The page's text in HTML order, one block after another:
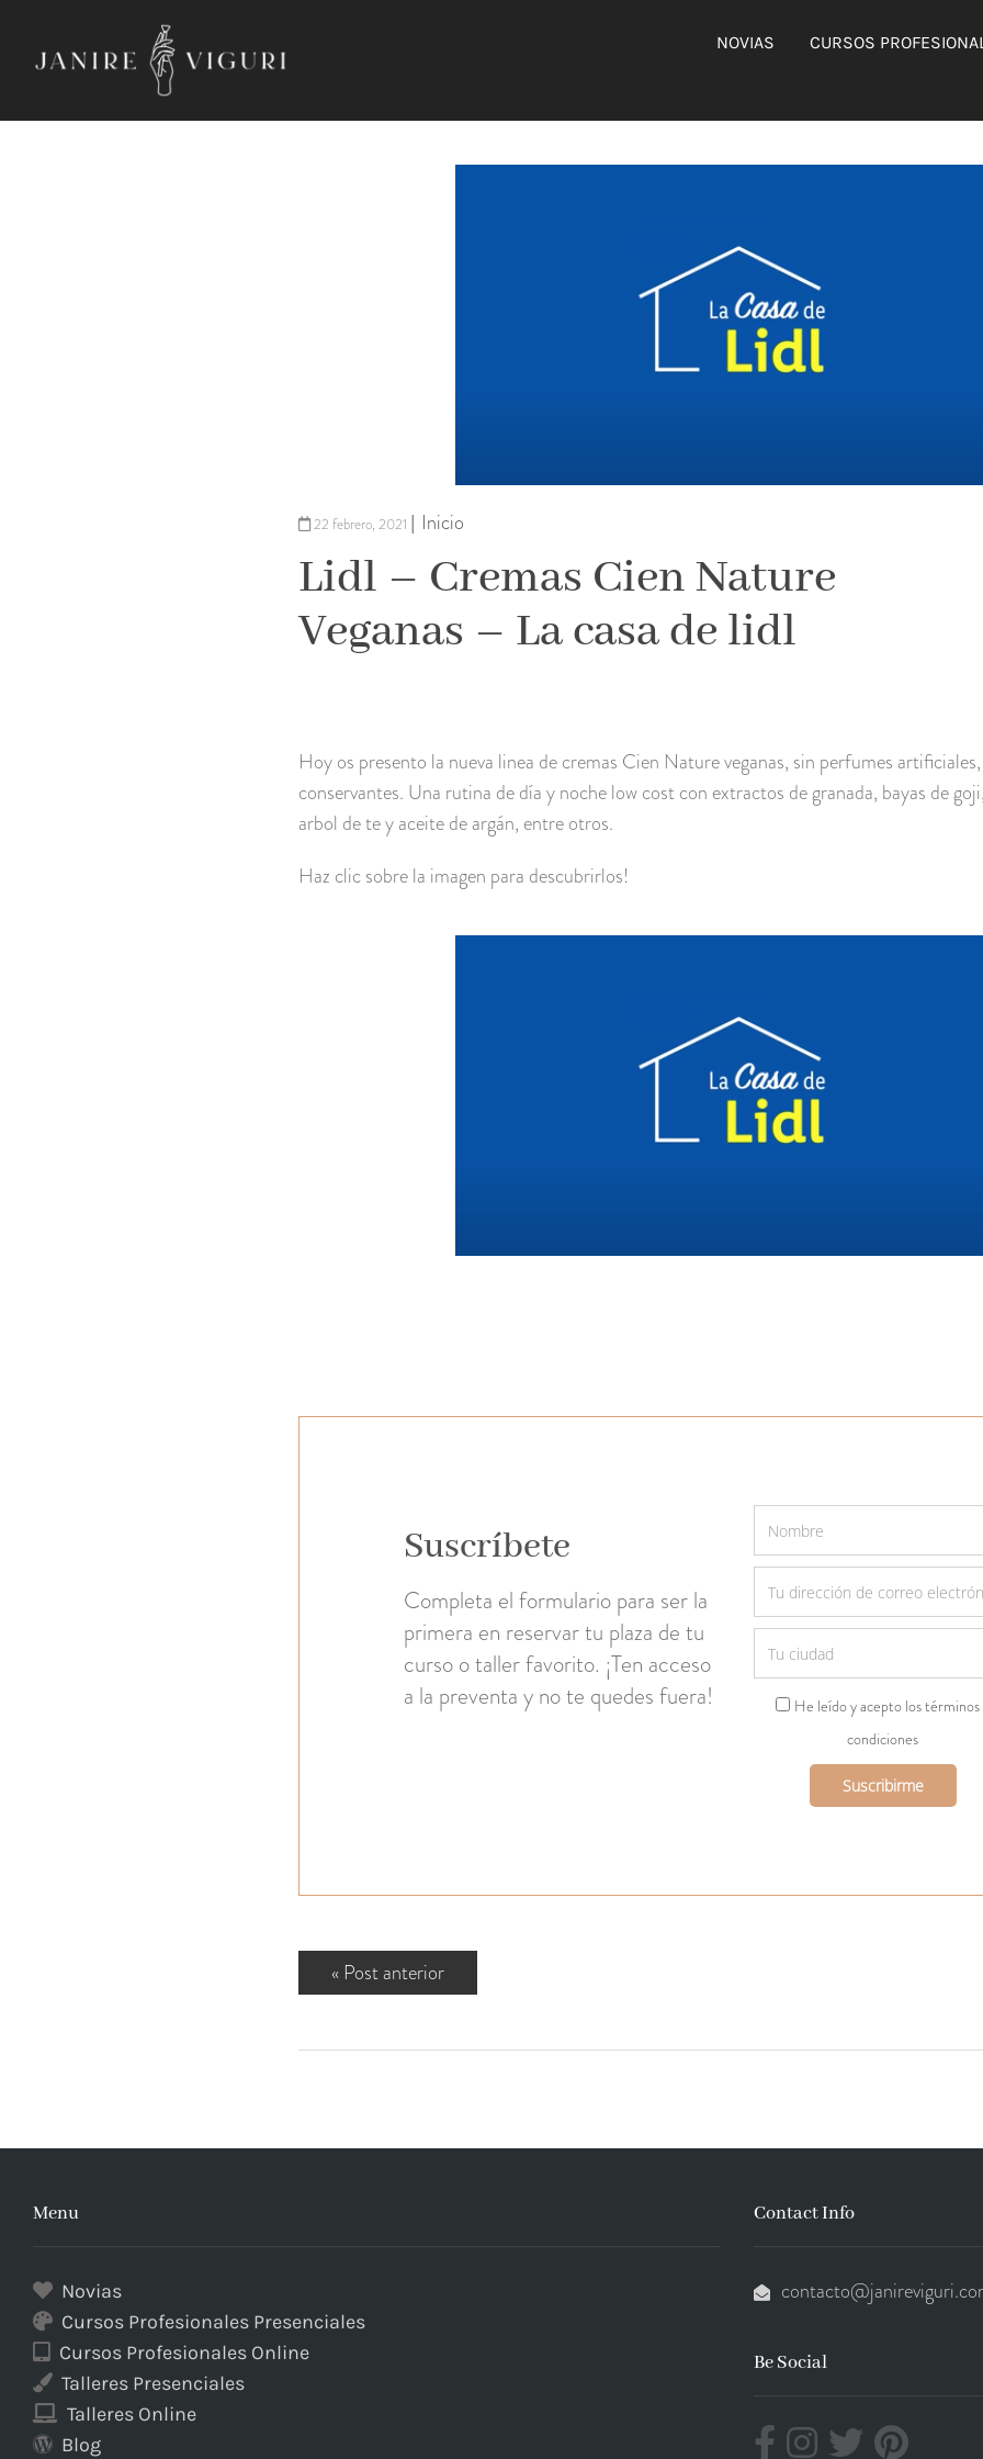
NOVIAS CURSOS
22 febrero, 2021 Inicio
Lidl – Cremas Cien Nature
Veganas – La casa de lidl
Hoy os presento la nueva linea de cremas Cien Nature veganas, sin perfumes
conservantes. Una rutina de día y noche low cost con extractos de granada, bayas de
arbol de te y aceite de argán, entre otros.
Haz clic sobre la imagen para descubrirlos!
Suscríbete
Completa el formulario para ser la
primera en reservar tu plaza de tu
curso o taller favorito. ¡Ten acceso
a la preventa y no te quedes fuera!
He leído y acepto los términos
condiciones
« Post anterior
Menu
Novias
Cursos Profesionales Presenciales
Cursos Profesionales Online
Talleres Presenciales
Talleres Online
Blog
Contact Info
Be Social